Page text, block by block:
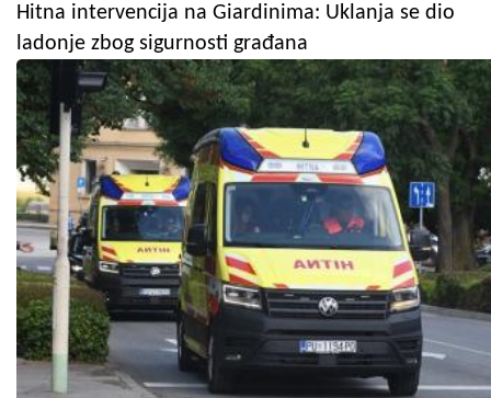
Hitna intervencija na Giardinima: Uklanja se dio
ladonje zbog sigurnosti građana